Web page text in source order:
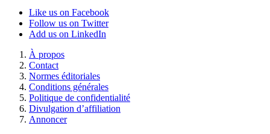
Like us on Facebook
Follow us on Twitter
Add us on LinkedIn
À propos
Contact
Normes éditoriales
Conditions générales
Politique de confidentialité
Divulgation d’affiliation
Annoncer